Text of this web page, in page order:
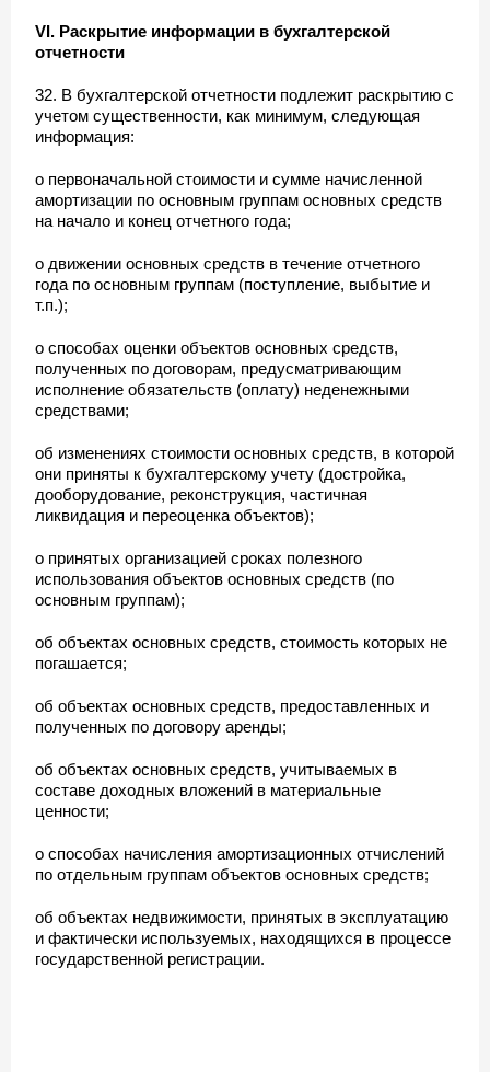
VI. Раскрытие информации в бухгалтерской
отчетности
32. В бухгалтерской отчетности подлежит раскрытию с
учетом существенности, как минимум, следующая
информация:
о первоначальной стоимости и сумме начисленной
амортизации по основным группам основных средств
на начало и конец отчетного года;
о движении основных средств в течение отчетного
года по основным группам (поступление, выбытие и
т.п.);
о способах оценки объектов основных средств,
полученных по договорам, предусматривающим
исполнение обязательств (оплату) неденежными
средствами;
об изменениях стоимости основных средств, в которой
они приняты к бухгалтерскому учету (достройка,
дооборудование, реконструкция, частичная
ликвидация и переоценка объектов);
о принятых организацией сроках полезного
использования объектов основных средств (по
основным группам);
об объектах основных средств, стоимость которых не
погашается;
об объектах основных средств, предоставленных и
полученных по договору аренды;
об объектах основных средств, учитываемых в
составе доходных вложений в материальные
ценности;
о способах начисления амортизационных отчислений
по отдельным группам объектов основных средств;
об объектах недвижимости, принятых в эксплуатацию
и фактически используемых, находящихся в процессе
государственной регистрации.